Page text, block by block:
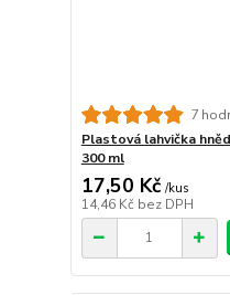
7
Plastová lahvička
300 ml
17,50 Kč /kus
14,46 Kč bez DPH